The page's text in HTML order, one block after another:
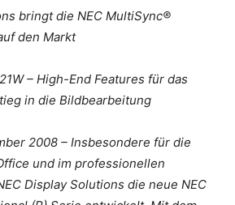
bringt die NEC MultiSync®
den Markt
– High-End Features für das
in die Bildbearbeitung
2008 – Insbesondere für die
und im professionellen
Display Solutions die neue NEC